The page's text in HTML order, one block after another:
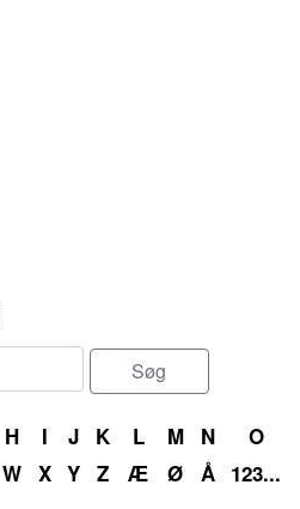
H I J K L M N
O
W X Y Z Æ Ø Å 123...